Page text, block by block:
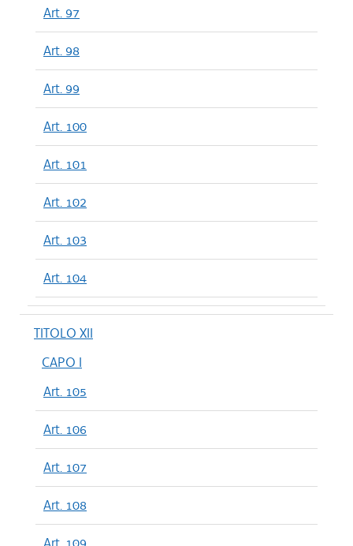
Art. 97
Art. 98
Art. 99
Art. 100
Art. 101
Art. 102
Art. 103
Art. 104
TITOLO XII
CAPO I
Art. 105
Art. 106
Art. 107
Art. 108